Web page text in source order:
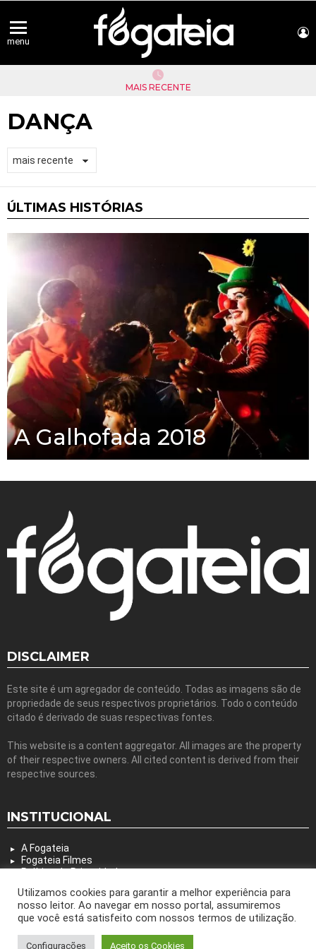
menu
MAIS RECENTE
DANÇA
ÚLTIMAS HISTÓRIAS
A Galhofada 2018
DISCLAIMER
Este site é um agregador de conteúdo. Todas as imagens são de
propriedade de seus respectivos proprietários. Todo o conteúdo
citado é derivado de suas respectivas fontes.
This website is a content aggregator. All images are the property
of their respective owners. All cited content is derived from their
respective sources.
INSTITUCIONAL
A Fogateia
Fogateia Filmes
Política de Privacidade
© 2026 by bring the pixel. Remember to change this
Utilizamos cookies para garantir a melhor experiência para
nosso leitor. Ao navegar em nosso portal, assumiremos
que você está satisfeito com nossos termos de utilização.
Configurações Aceito os Cookies